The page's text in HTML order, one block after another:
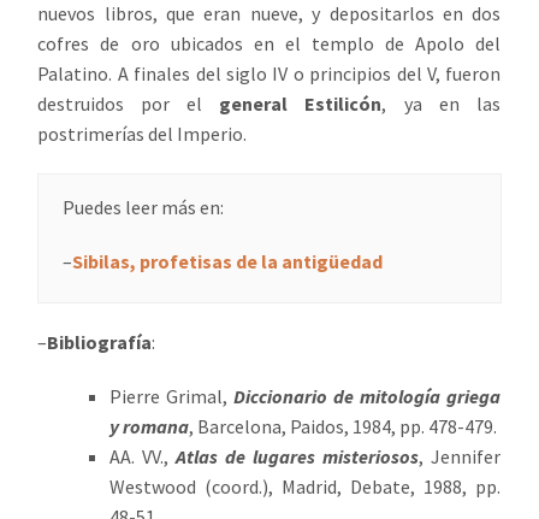
nuevos libros, que eran nueve, y depositarlos en dos
cofres de oro ubicados en el templo de Apolo del
Palatino. A finales del siglo IV o principios del V, fueron
destruidos por el general Estilicón, ya en las
postrimerías del Imperio.
Puedes leer más en:
–Sibilas, profetisas de la antigüedad
–Bibliografía:
Pierre Grimal,Diccionario de mitología griega
y romana, Barcelona, Paidos, 1984, pp. 478-479.
AA. VV.,Atlas de lugares misteriosos, Jennifer
Westwood (coord.), Madrid, Debate, 1988, pp.